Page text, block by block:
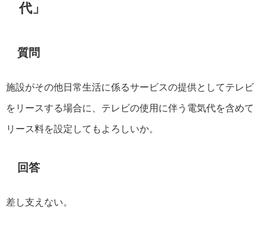
代」
質問
施設がその他日常生活に係るサービスの提供としてテレビ
をリースする場合に、テレビの使用に伴う電気代を含めて
リース料を設定してもよろしいか。
回答
差し支えない。